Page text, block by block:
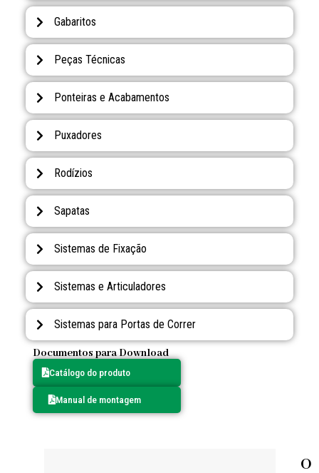
Gabaritos
Peças Técnicas
Ponteiras e Acabamentos
Puxadores
Rodízios
Sapatas
Sistemas de Fixação
Sistemas e Articuladores
Sistemas para Portas de Correr
Documentos para Download
Catálogo do produto
Manual de montagem